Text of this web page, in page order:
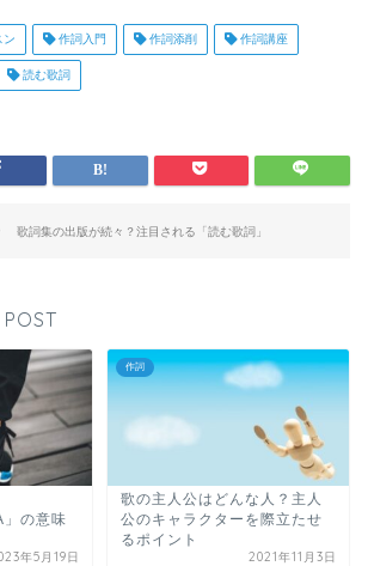
ン 作詞入門 作詞添削 作詞講座
読む歌詞
歌詞集の出版が続々？注目される「読む歌詞」
POST
の意味
年5月19日
作詞
歌の主人公はどんな人？主人
公のキャラクターを際立たせ
るポイント
2021年11月3日